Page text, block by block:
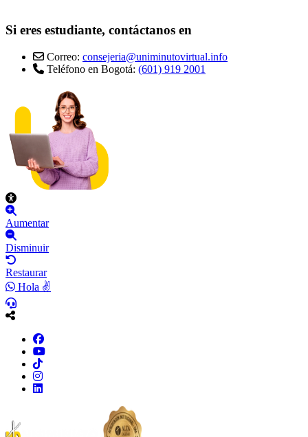
Si eres estudiante, contáctanos en
Correo: consejeria@uniminutovirtual.info
Teléfono en Bogotá: (601) 919 2001
Aumentar
Disminuir
Restaurar
Hola ✌